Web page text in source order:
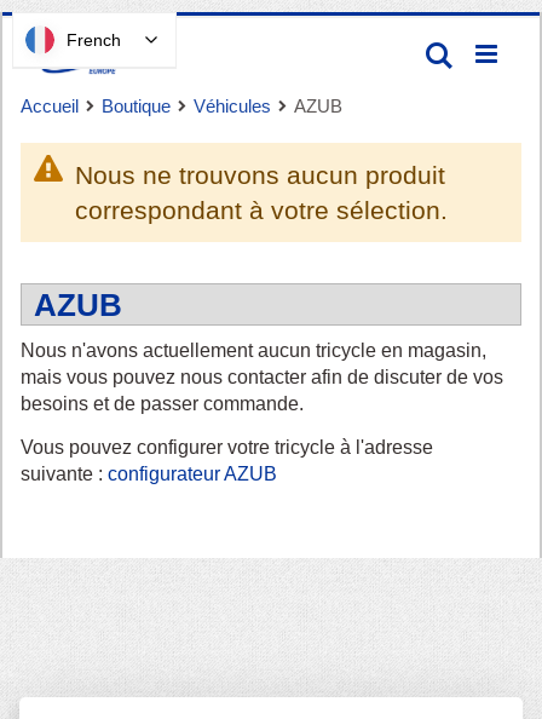
Passer
au
contenu
Panier
Accueil Boutique Véhicules AZUB
Nous ne trouvons aucun produit
correspondant à votre sélection.
AZUB
Nous n'avons actuellement aucun tricycle en magasin,
mais vous pouvez nous contacter afin de discuter de vos
besoins et de passer commande.
Vous pouvez configurer votre tricycle à l'adresse
suivante : configurateur AZUB
French